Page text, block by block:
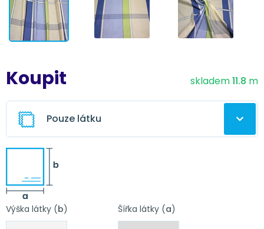
Koupit skladem11.8 m
Pouze látku
Výška látky (b) Šířka látky (a)